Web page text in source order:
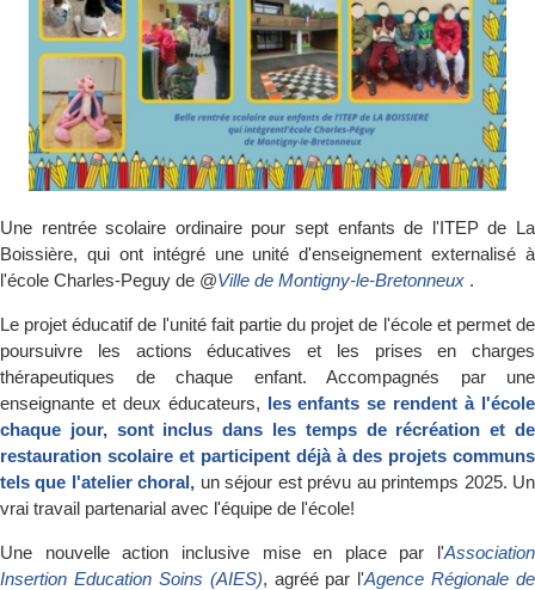
Une rentrée scolaire ordinaire pour sept enfants de l'ITEP de La
Boissière, qui ont intégré une unité d'enseignement externalisé à
l'école Charles-Peguy de @Ville de Montigny-le-Bretonneux .
Le projet éducatif de l'unité fait partie du projet de l'école et permet de
poursuivre les actions éducatives et les prises en charges
thérapeutiques de chaque enfant. Accompagnés par une
enseignante et deux éducateurs, les enfants se rendent à l'école
chaque jour, sont inclus dans les temps de récréation et de
restauration scolaire et participent déjà à des projets communs
tels que l'atelier choral, un séjour est prévu au printemps 2025. Un
vrai travail partenarial avec l'équipe de l'école!
Une nouvelle action inclusive mise en place par l'Association
Insertion Education Soins (AIES), agréé par l'Agence Régionale de